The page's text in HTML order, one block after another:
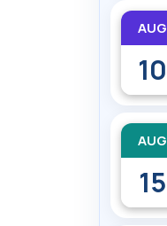
AUG
10
AUG
15